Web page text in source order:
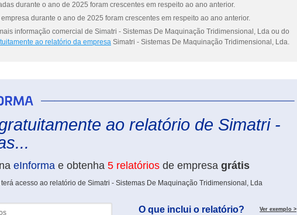
durante o ano de 2025 foram crescentes em respeito ao ano anterior.
durante o ano de 2025 foram crescentes em respeito ao ano anterior.
informação comercial de Simatri - Sistemas De Maquinação Tridimensional, Lda ou do
ao relatório da empresa Simatri - Sistemas De Maquinação Tridimensional, Lda.
ao relatório de Simatri -
eInforma e obtenha 5 relatórios de empresa grátis
acesso ao relatório de Simatri - Sistemas De Maquinação Tridimensional, Lda
O que inclui o relatório? Ver exemplo >